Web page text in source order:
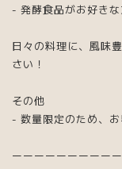
- 発酵食品がお好き
日々の料理に、風味
さい！
その他
- 数量限定のため、お
ーーーーーーーーー